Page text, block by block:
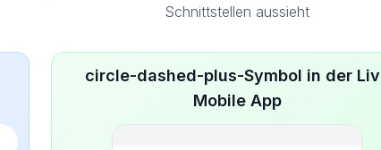
Schnittstellen aussieht
circle-dashed-plus-Symbol in der
Mobile App